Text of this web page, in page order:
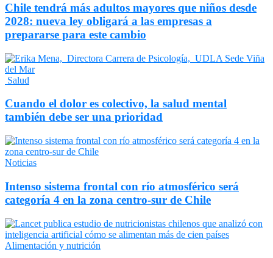
Chile tendrá más adultos mayores que niños desde
2028: nueva ley obligará a las empresas a
prepararse para este cambio
Salud
Cuando el dolor es colectivo, la salud mental
también debe ser una prioridad
Noticias
Intenso sistema frontal con río atmosférico será
categoría 4 en la zona centro-sur de Chile
Alimentación y nutrición